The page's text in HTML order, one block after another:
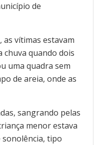
de
as vítimas estavam
chuva quando dois
uma quadra sem
de areia, onde as
sangrando pelas
menor estava
tipo